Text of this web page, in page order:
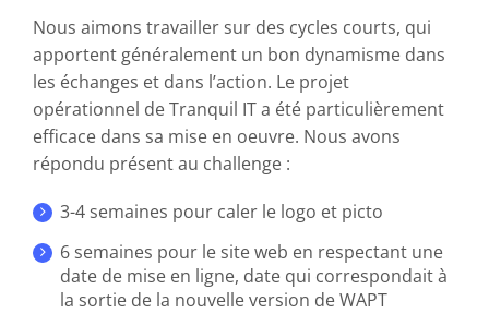
Nous aimons travailler sur des cycles courts, qui
apportent généralement un bon dynamisme dans
les échanges et dans l’action. Le projet
opérationnel de Tranquil IT a été particulièrement
efficace dans sa mise en oeuvre. Nous avons
répondu présent au challenge :
3-4 semaines pour caler le logo et picto
6 semaines pour le site web en respectant une
date de mise en ligne, date qui correspondait à
la sortie de la nouvelle version de WAPT